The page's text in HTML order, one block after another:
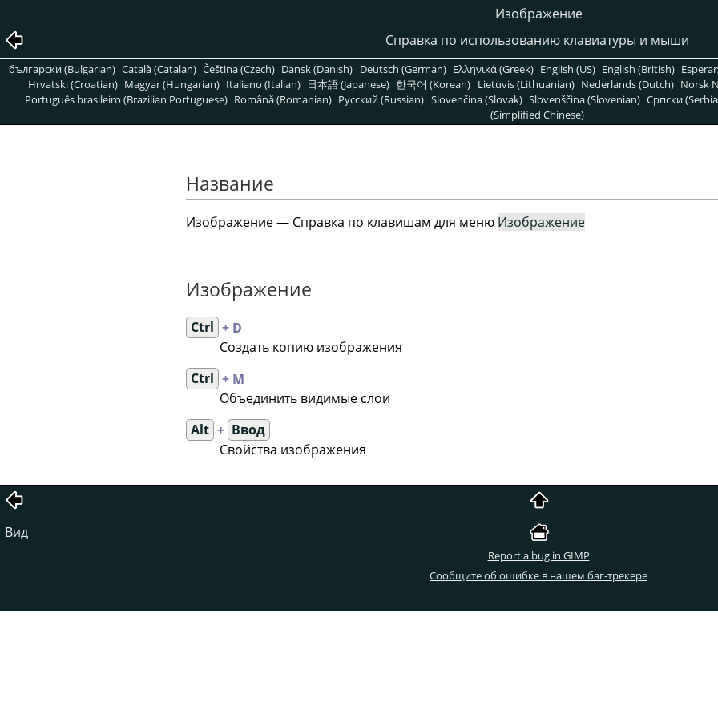
Изображение
Справка по использованию клавиатуры и мыши
български (Bulgarian) Català (Catalan) Čeština (Czech) Dansk (Danish) Deutsch (German) Ελληνικά (Greek) English (US) English (British)
Hrvatski (Croatian) Magyar (Hungarian) Italiano (Italian) 日本語 (Japanese) 한국어 (Korean) Lietuvis (Lithuanian) Nederlands (Dutch) Norsk
Português brasileiro (Brazilian Portuguese) Română (Romanian) Pусский (Russian) Slovenčina (Slovak) Slovenščina (Slovenian) Српски
(Simplified Chinese)
Название
Изображение — Справка по клавишам для меню Изображение
Изображение
Ctrl + D
Создать копию изображения
Ctrl + M
Объединить видимые слои
Alt + Ввод
Свойства изображения
Вид
Report a bug in GIMP
Сообщите об ошибке в нашем баг-трекере